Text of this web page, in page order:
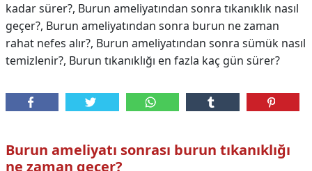
kadar sürer?, Burun ameliyatından sonra tıkanıklık nasıl
geçer?, Burun ameliyatından sonra burun ne zaman
rahat nefes alır?, Burun ameliyatından sonra sümük nasıl
temizlenir?, Burun tıkanıklığı en fazla kaç gün sürer?
Burun ameliyatı sonrası burun tıkanıklığı
ne zaman geçer?